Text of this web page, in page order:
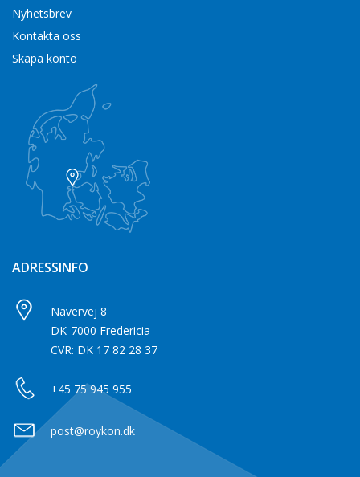
Nyhetsbrev
Kontakta oss
Skapa konto
ADRESSINFO
Navervej 8
DK-7000 Fredericia
CVR: DK 17 82 28 37
+45 75 945 955
post@roykon.dk